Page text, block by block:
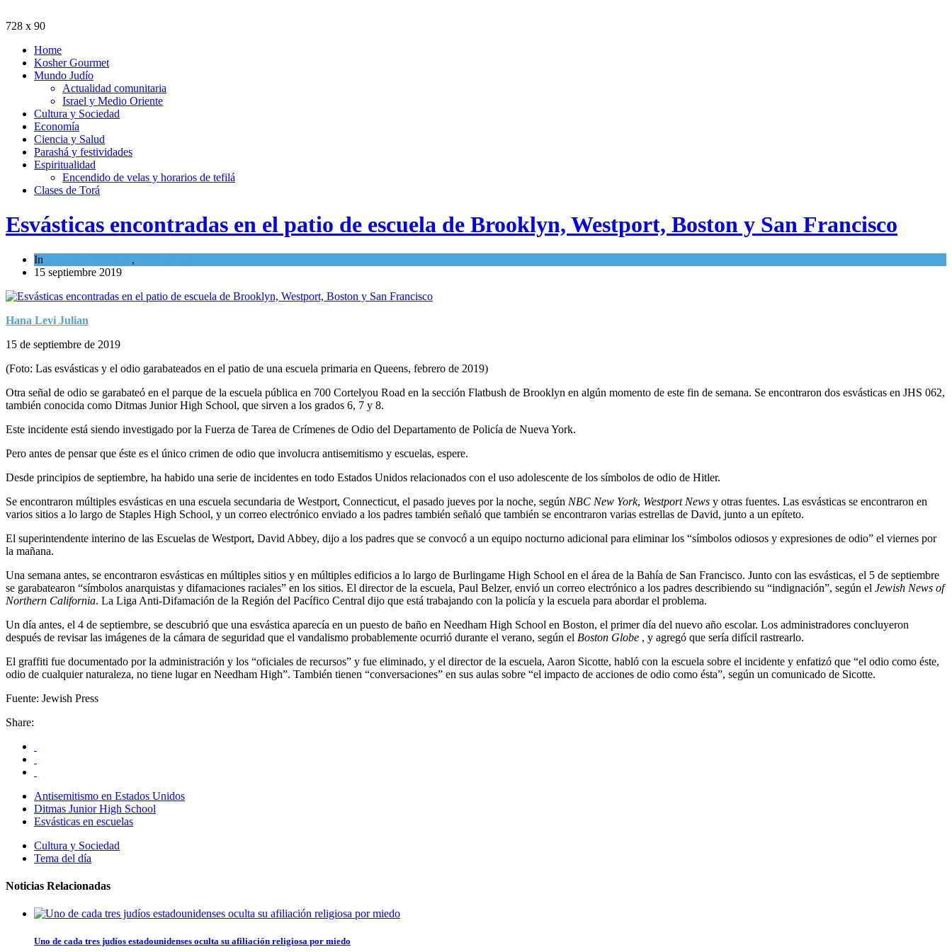
728 x 90
Home
Kosher Gourmet
Mundo Judío
Actualidad comunitaria
Israel y Medio Oriente
Cultura y Sociedad
Economía
Ciencia y Salud
Parashá y festividades
Espiritualidad
Encendido de velas y horarios de tefilá
Clases de Torá
Esvásticas encontradas en el patio de escuela de Brooklyn, Westport, Boston y San Francisco
In ,
15 septiembre 2019
Hana Levi Julian
15 de septiembre de 2019
(Foto: Las esvásticas y el odio garabateados en el patio de una escuela primaria en Queens, febrero de 2019)
Otra señal de odio se garabateó en el parque de la escuela pública en 700 Cortelyou Road en la sección Flatbush de Brooklyn en algún momento de este fin de semana. Se encontraron dos esvásticas en JHS 062,
también conocida como Ditmas Junior High School, que sirven a los grados 6, 7 y 8.
Este incidente está siendo investigado por la Fuerza de Tarea de Crímenes de Odio del Departamento de Policía de Nueva York.
Pero antes de pensar que éste es el único crimen de odio que involucra antisemitismo y escuelas, espere.
Desde principios de septiembre, ha habido una serie de incidentes en todo Estados Unidos relacionados con el uso adolescente de los símbolos de odio de Hitler.
Se encontraron múltiples esvásticas en una escuela secundaria de Westport, Connecticut, el pasado jueves por la noche, según NBC New York, Westport News y otras fuentes. Las esvásticas se encontraron en
varios sitios a lo largo de Staples High School, y un correo electrónico enviado a los padres también señaló que también se encontraron varias estrellas de David, junto a un epíteto.
El superintendente interino de las Escuelas de Westport, David Abbey, dijo a los padres que se convocó a un equipo nocturno adicional para eliminar los “símbolos odiosos y expresiones de odio” el viernes por
la mañana.
Una semana antes, se encontraron esvásticas en múltiples sitios y en múltiples edificios a lo largo de Burlingame High School en el área de la Bahía de San Francisco. Junto con las esvásticas, el 5 de septiembre
se garabatearon “símbolos anarquistas y difamaciones raciales” en los sitios. El director de la escuela, Paul Belzer, envió un correo electrónico a los padres describiendo su “indignación”, según el Jewish News of
Northern California. La Liga Anti-Difamación de la Región del Pacífico Central dijo que está trabajando con la policía y la escuela para abordar el problema.
Un día antes, el 4 de septiembre, se descubrió que una esvástica aparecía en un puesto de baño en Needham High School en Boston, el primer día del nuevo año escolar. Los administradores concluyeron
después de revisar las imágenes de la cámara de seguridad que el vandalismo probablemente ocurrió durante el verano, según el Boston Globe , y agregó que sería difícil rastrearlo.
El graffiti fue documentado por la administración y los “oficiales de recursos” y fue eliminado, y el director de la escuela, Aaron Sicotte, habló con la escuela sobre el incidente y enfatizó que “el odio como éste,
odio de cualquier naturaleza, no tiene lugar en Needham High”. También tienen “conversaciones” en sus aulas sobre “el impacto de acciones de odio como ésta”, según un comunicado de Sicotte.
Fuente: Jewish Press
Share:
Antisemitismo en Estados Unidos
Ditmas Junior High School
Esvásticas en escuelas
Cultura y Sociedad
Tema del día
Noticias Relacionadas
Uno de cada tres judíos estadounidenses oculta su afiliación religiosa por miedo